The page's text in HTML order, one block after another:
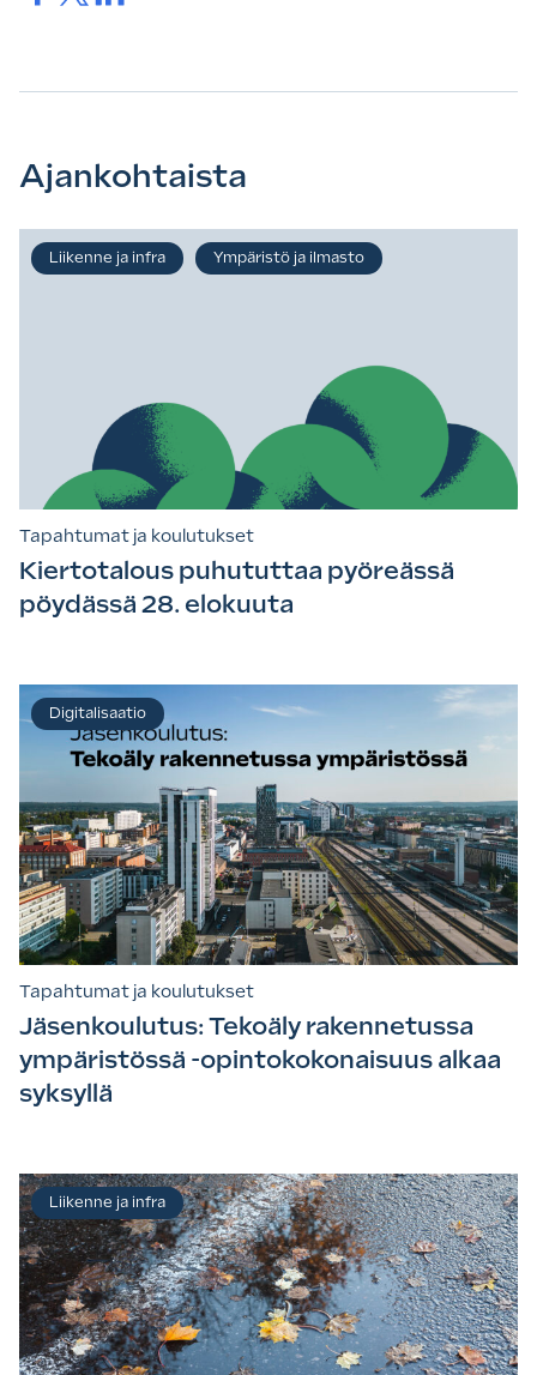
Ajankohtaista
Tapahtumat ja koulutukset
Kiertotalous puhututtaa pyöreässä
pöydässä 28. elokuuta
Liikenne ja infra Ympäristö ja ilmasto
Tapahtumat ja koulutukset
Jäsenkoulutus: Tekoäly rakennetussa
ympäristössä -opintokokonaisuus alkaa
syksyllä
Digitalisaatio
Liikenne ja infra